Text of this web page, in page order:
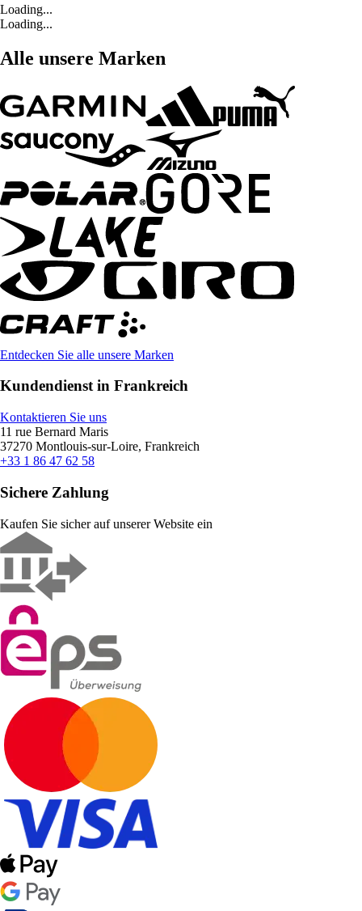
Loading...
Loading...
Alle unsere Marken
Entdecken Sie alle unsere Marken
Kundendienst in Frankreich
Kontaktieren Sie uns
11 rue Bernard Maris
37270 Montlouis-sur-Loire, Frankreich
+33 1 86 47 62 58
Sichere Zahlung
Kaufen Sie sicher auf unserer Website ein